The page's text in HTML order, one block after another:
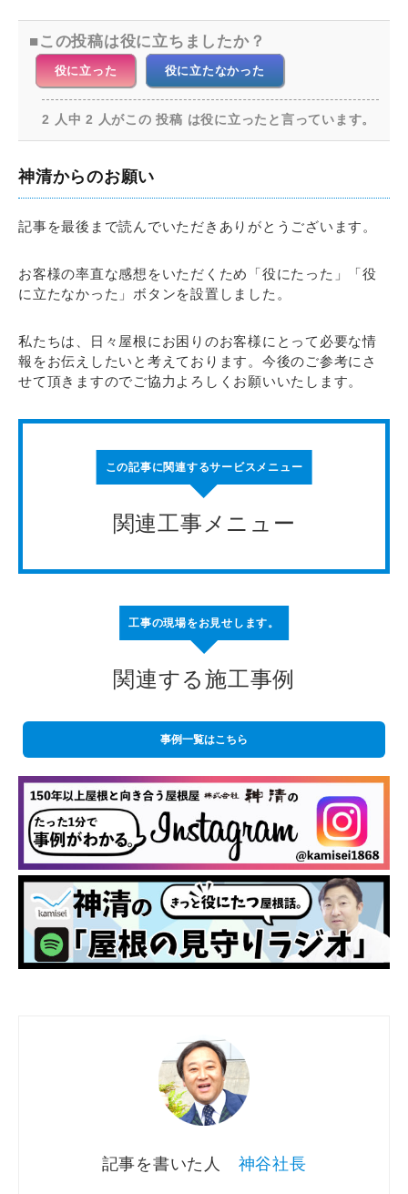
この投稿は役に立ちましたか？
役に立った 役に立たなかった
2 人中 2 人がこの 投稿 は役に立ったと言っています。
神清からのお願い
記事を最後まで読んでいただきありがとうございます。
お客様の率直な感想をいただくため「役にたった」「役
に立たなかった」ボタンを設置しました。
私たちは、日々屋根にお困りのお客様にとって必要な情
報をお伝えしたいと考えております。今後のご参考にさ
せて頂きますのでご協力よろしくお願いいたします。
この記事に関連するサービスメニュー
関連工事メニュー
工事の現場をお見せします。
関連する施工事例
事例一覧はこちら
神谷社長